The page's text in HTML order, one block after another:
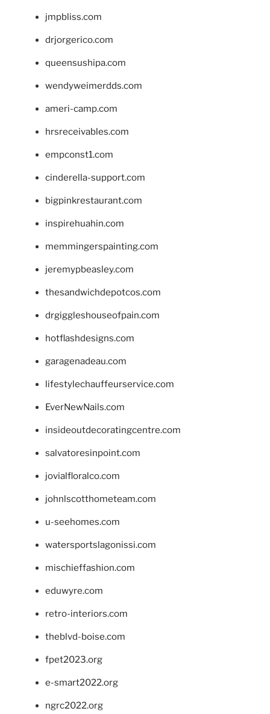
jmpbliss.com
drjorgerico.com
queensushipa.com
wendyweimerdds.com
ameri-camp.com
hrsreceivables.com
empconst1.com
cinderella-support.com
bigpinkrestaurant.com
inspirehuahin.com
memmingerspainting.com
jeremypbeasley.com
thesandwichdepotcos.com
drgiggleshouseofpain.com
hotflashdesigns.com
garagenadeau.com
lifestylechauffeurservice.com
EverNewNails.com
insideoutdecoratingcentre.com
salvatoresinpoint.com
jovialfloralco.com
johnlscotthometeam.com
u-seehomes.com
watersportslagonissi.com
mischieffashion.com
eduwyre.com
retro-interiors.com
theblvd-boise.com
fpet2023.org
e-smart2022.org
ngrc2022.org